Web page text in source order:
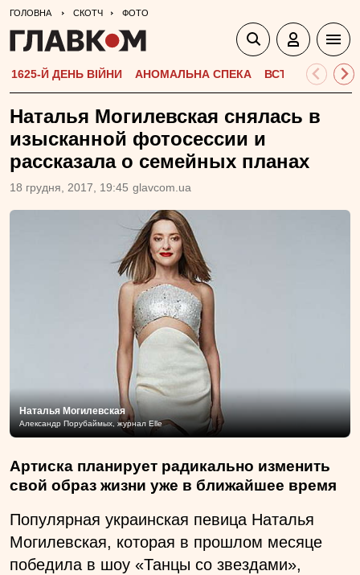
ГОЛОВНА СКОТЧ ФОТО
1625-Й ДЕНЬ ВІЙНИ АНОМАЛЬНА СПЕКА ВСТУПНА
Наталья Могилевская снялась в
изысканной фотосессии и
рассказала о семейных планах
18 грудня, 2017, 19:45 glavcom.ua
Наталья Могилевская
Александр Порубаймых, журнал Elle
Артиска планирует радикально изменить
свой образ жизни уже в ближайшее время
Популярная украинская певица Наталья
Могилевская, которая в прошлом месяце
победила в шоу «Танцы со звездами»,